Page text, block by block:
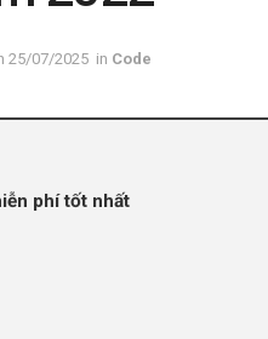
25/07/2025 in Code
phí tốt nhất